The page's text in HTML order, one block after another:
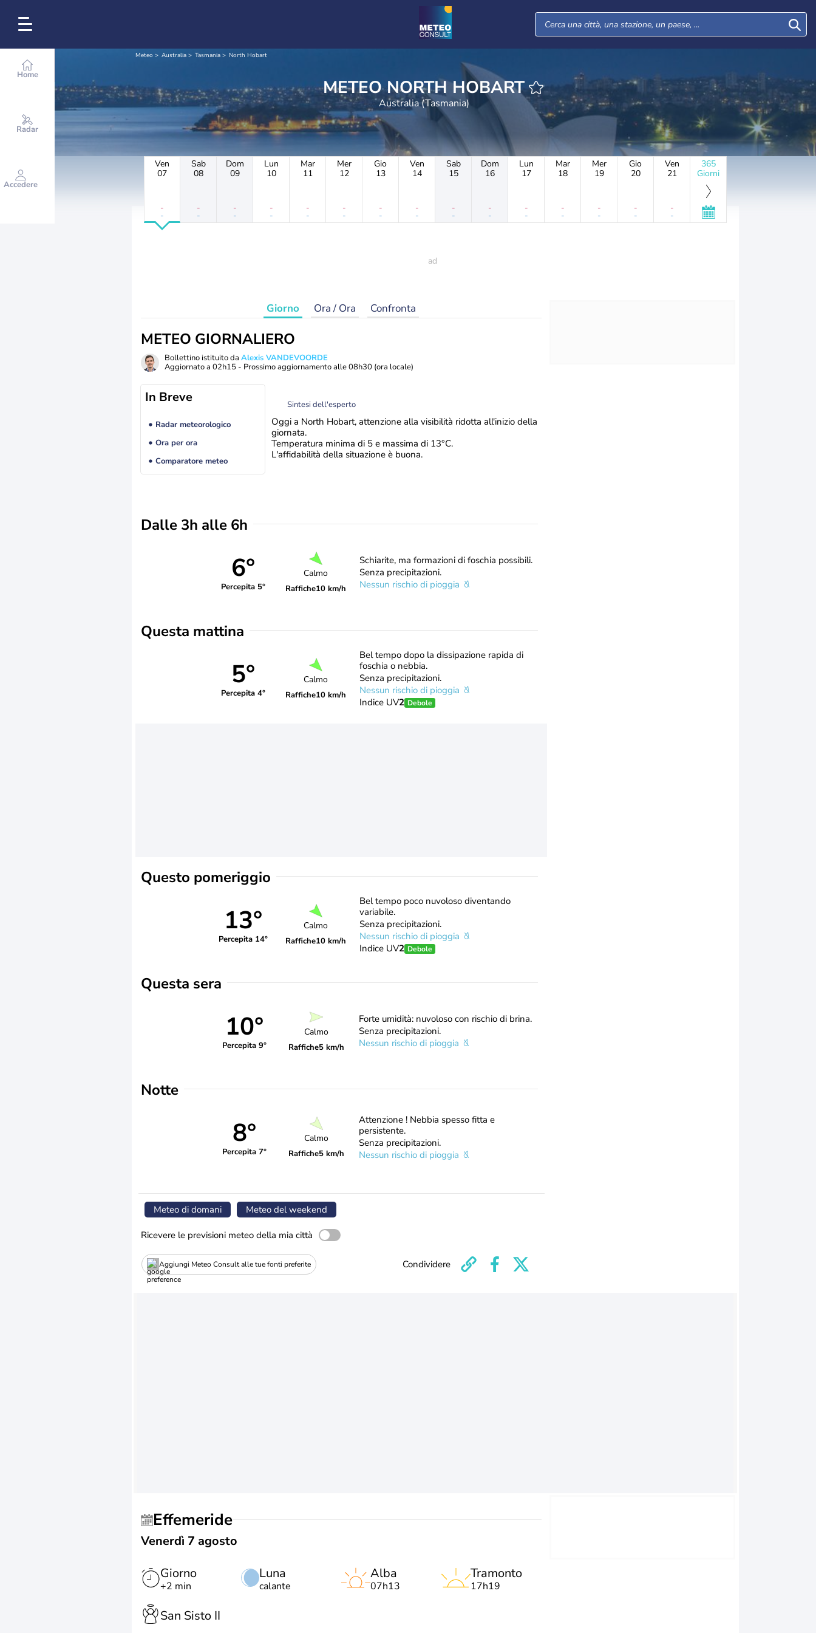
Home
Radar
Accedere
Meteo Australia Tasmania North Hobart
METEO NORTH HOBART
Australia (Tasmania)
Ven
07
-
-
Sab
08
-
-
Dom
09
-
-
Lun
10
-
-
Mar
11
-
-
Mer
12
-
-
Gio
13
-
-
Ven
14
-
-
Sab
15
-
-
Dom
16
-
-
Lun
17
-
-
Mar
18
-
-
Mer
19
-
-
Gio
20
-
-
Ven
21
-
-
365
Giorni
Giorno Ora / Ora Confronta
METEO GIORNALIERO
Bollettino istituito da Alexis VANDEVOORDE
Aggiornato a 02h15 - Prossimo aggiornamento alle08h30 (ora locale)
In Breve
Radar meteorologico
Ora per ora
Comparatore meteo
Sintesi dell'esperto
Oggi a North Hobart, attenzione alla visibilità ridotta all'inizio della
giornata.
Temperatura minima di 5 e massima di 13°C.
L'affidabilità della situazione è buona.
Dalle 3h alle 6h
6°
Percepita 5°
Calmo
Raffiche10 km/h
Schiarite, ma formazioni di foschia possibili.
Senza precipitazioni.
Nessun rischio di pioggia
Questa mattina
5°
Percepita 4°
Calmo
Raffiche10 km/h
Bel tempo dopo la dissipazione rapida di
foschia o nebbia.
Senza precipitazioni.
Nessun rischio di pioggia
Indice UV2 Debole
Questo pomeriggio
13°
Percepita 14°
Calmo
Raffiche10 km/h
Bel tempo poco nuvoloso diventando
variabile.
Senza precipitazioni.
Nessun rischio di pioggia
Indice UV2 Debole
Questa sera
10°
Percepita 9°
Calmo
Raffiche5 km/h
Forte umidità: nuvoloso con rischio di brina.
Senza precipitazioni.
Nessun rischio di pioggia
Notte
8°
Percepita 7°
Calmo
Raffiche5 km/h
Attenzione ! Nebbia spesso fitta e
persistente.
Senza precipitazioni.
Nessun rischio di pioggia
Meteo di domani Meteo del weekend
Ricevere le previsioni meteo della mia città
Aggiungi Meteo Consult alle tue fonti preferite Condividere
Effemeride
Venerdì 7 agosto
Giorno
+2 min
Luna
calante
Alba
07h13
Tramonto
17h19
San Sisto II